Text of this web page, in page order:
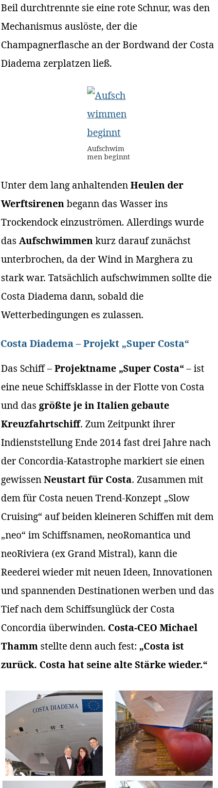
Beil durchtrennte sie eine rote Schnur, was den
Mechanismus auslöste, der die
Champagnerflasche an der Bordwand der Costa
Diadema zerplatzen ließ.
Aufschwim
men beginnt
Unter dem lang anhaltendenHeulen der
Werftsirenenbegann das Wasser ins
Trockendock einzuströmen. Allerdings wurde
dasAufschwimmenkurz darauf zunächst
unterbrochen, da der Wind in Marghera zu
stark war. Tatsächlich aufschwimmen sollte die
Costa Diadema dann, sobald die
Wetterbedingungen es zulassen.
Costa Diadema – Projekt „Super Costa“
Das Schiff –Projektname „Super Costa“– ist
eine neue Schiffsklasse in der Flotte von Costa
und das größte je in Italien gebaute
Kreuzfahrtschiff. Zum Zeitpunkt ihrer
Indienststellung Ende 2014 fast drei Jahre nach
der Concordia-Katastrophe markiert sie einen
gewissenNeustart für Costa. Zusammen mit
dem für Costa neuen Trend-Konzept „Slow
Cruising“ auf beiden kleineren Schiffen mit dem
„neo“ im Schiffsnamen, neoRomantica und
neoRiviera (ex Grand Mistral), kann die
Reederei wieder mit neuen Ideen, Innovationen
und spannenden Destinationen werben und das
Tief nach dem Schiffsunglück der Costa
Concordia überwinden. Costa-CEO Michael
Thamm stellte denn auch fest: „Costa ist
zurück. Costa hat seine alte Stärke wieder.“